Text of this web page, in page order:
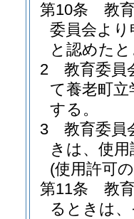
第10条
教
委員会よ
と認めた
2
教育委員
て養老町立
する。
3
教育委員
きは、使
(使用許可
第11条
教
るときは